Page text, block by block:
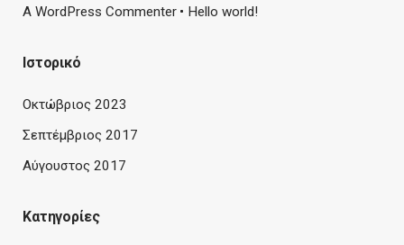
A WordPress Commenter Hello world!
Ιστορικό
Οκτώβριος 2023
Σεπτέμβριος 2017
Αύγουστος 2017
Kατηγορίες